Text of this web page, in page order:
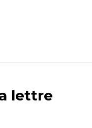
lettre